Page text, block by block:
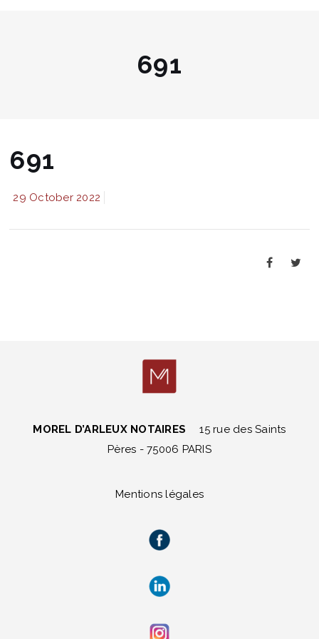
691
691
29 October 2022
MOREL D’ARLEUX NOTAIRES
15 rue des Saints
Pères - 75006 PARIS
Mentions légales